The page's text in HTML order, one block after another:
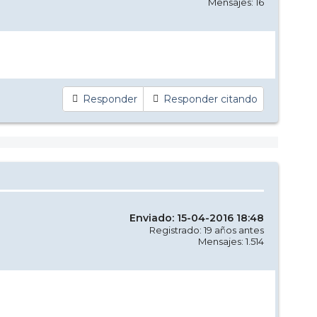
Responder Responder citando
Enviado: 15-04-2016 18:48
Registrado: 19 años antes
Mensajes: 1.514